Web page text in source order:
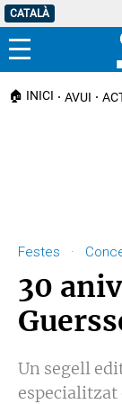
CATALÀ
Menú
🏠 INICI AVUI
Festes ·
30
Un segell
especialitzat